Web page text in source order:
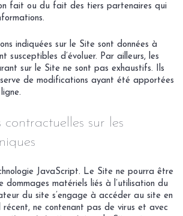
fait ou du fait des tiers partenaires qui
indiquées sur le Site sont données à
susceptibles d’évoluer. Par ailleurs, les
sur le Site ne sont pas exhaustifs. Ils
de modifications ayant été apportées
sur les
JavaScript. Le Site ne pourra être
dommages matériels liés à l’utilisation du
du site s’engage à accéder au site en
récent, ne contenant pas de virus et avec